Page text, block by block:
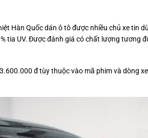
Hàn Quốc dán ô tô được nhiều chủ xe tin
tia UV. Được đánh giá có chất lượng tương
đ tùy thuộc vào mã phim và dòng